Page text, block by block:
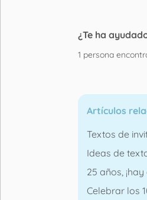
¿Te ha
1 persona
Artículos
Textos de
Ideas de
25 años,
Celebrar los